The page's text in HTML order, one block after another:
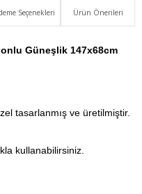
Seçenekleri Ürün Önerileri
Güneşlik 147x68cm
tasarlanmış ve üretilmiştir.
kullanabilirsiniz.